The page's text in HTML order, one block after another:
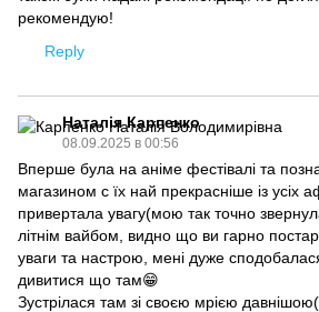
рекомендую!
Reply
Наталія Карпенко
08.09.2025 в 00:56
Вперше була на аніме фестівалі та
магазином с їх най прекрасніше із усіх
привертала увагу(мою так точно
літнім вайбом, видно що ви гарно
уваги та настрою, мені дуже сподобалася
дивитися що там😁
Зустрілася там зі своєю мрією